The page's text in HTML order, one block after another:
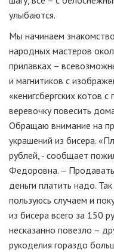
улыбаются.
Мы начинаем
народных мастеров
прилавках –
и магнитиков с
«кенигсбергских котов
веревочку повесить
Обращаю внимание на
украшений из бисера.
рублей, - сообщает
Федоровна. –
деньги платить надо.
пользуюсь случаем и
из бисера всего за 150
несказанно повезло –
рукоделия гораздо